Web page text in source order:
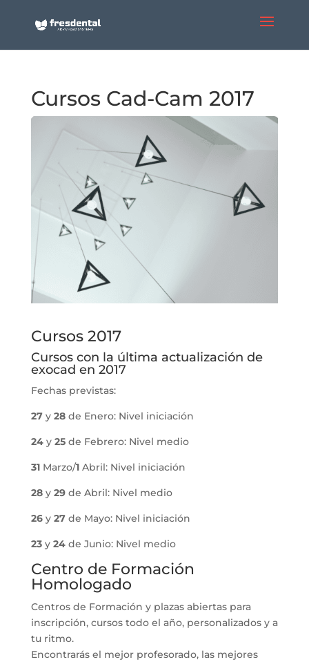
Cursos Cad-Cam 2017
Cursos 2017
Cursos con la última actualización de
exocad en 2017
Fechas previstas:
27y 28de Enero: Nivel iniciación
24y 25de Febrero: Nivel medio
31Marzo/1Abril: Nivel iniciación
28y 29de Abril: Nivel medio
26y 27de Mayo: Nivel iniciación
23y 24de Junio: Nivel medio
Centro de Formación
Homologado
Centros de Formación y plazas abiertas para
inscripción, cursos todo el año, personalizados y a
tu ritmo.
Encontrarás el mejor profesorado, las mejores